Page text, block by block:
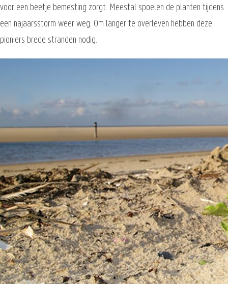
voor een beetje bemesting zorgt. Meestal spoelen de planten tijdens
een najaarsstorm weer weg. Om langer te overleven hebben deze
pioniers brede stranden nodig.